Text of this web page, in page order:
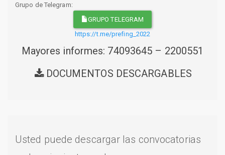
Grupo de Telegram:
GRUPO TELEGRAM
https://t.me/prefing_2022
Mayores informes: 74093645 – 2200551
DOCUMENTOS DESCARGABLES
Usted puede descargar las convocatorias